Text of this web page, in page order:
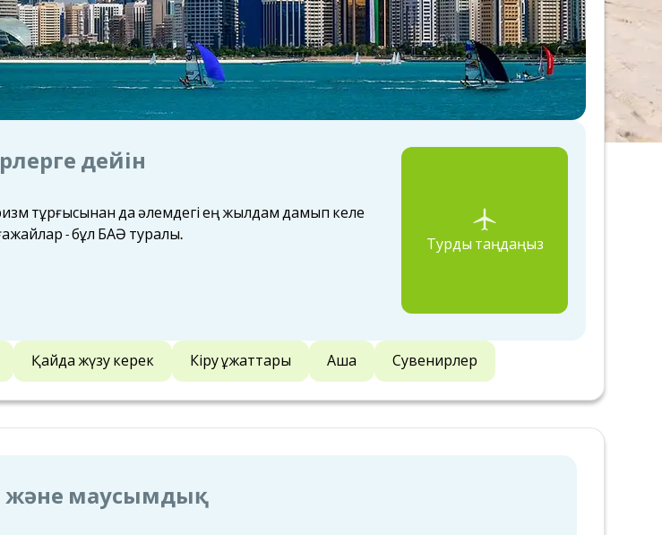
дейін
тұрғысынан да әлемдегі ең жылдам дамып келе
- бұл БАӘ туралы.
Турды таңдаңыз
Қайда жүзу керек Кіру құжаттары Ақша Сувенирлер
және маусымдық